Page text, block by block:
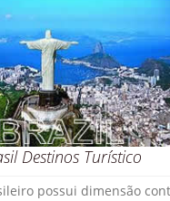
Destinos Turístico
possui dimensão